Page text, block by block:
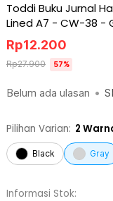
Toddi Buku Jurnal
Lined A7 - CW-38 -
Belum ada ulasan •
Rp12.200
Rp27.900 57%
Pilihan Varian: 2
Black Gray
Informasi Stok: